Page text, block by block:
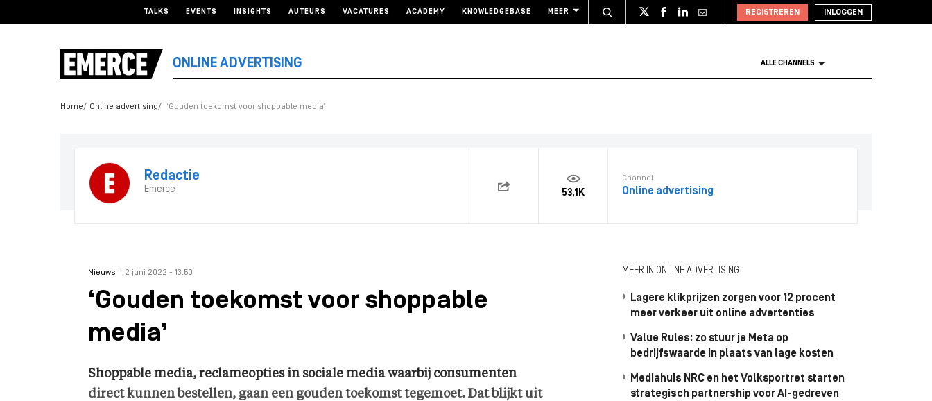
TALKS EVENTS INSIGHTS AUTEURS VACATURES ACADEMY KNOWLEDGEBASE MEER REGISTREREN INLOGGEN
ONLINE ADVERTISING ALLE CHANNELS
Home Online advertising ‘Gouden toekomst voor shoppable media’
Redactie
Emerce 53,1K
Channel
Online advertising
Nieuws - 2 juni 2022 - 13:50
‘Gouden toekomst voor shoppable
media’
Shoppable media, reclameopties in sociale media waarbij consumenten
direct kunnen bestellen, gaan een gouden toekomst tegemoet. Dat blijkt uit
MEER IN ONLINE ADVERTISING
Lagere klikprijzen zorgen voor 12 procent
meer verkeer uit online advertenties
Value Rules: zo stuur je Meta op
bedrijfswaarde in plaats van lage kosten
Mediahuis NRC en het Volksportret starten
strategisch partnership voor AI-gedreven